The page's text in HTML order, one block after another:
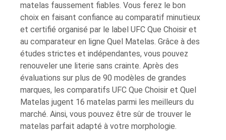
matelas faussement fiables. Vous ferez le bon
choix en faisant confiance au comparatif minutieux
et certifié organisé par le label UFC Que Choisir et
au comparateur en ligne Quel Matelas. Grâce à des
études strictes et indépendantes, vous pouvez
renouveler une literie sans crainte. Après des
évaluations sur plus de 90 modèles de grandes
marques, les comparatifs UFC Que Choisir et Quel
Matelas jugent 16 matelas parmi les meilleurs du
marché. Ainsi, vous pouvez être sûr de trouver le
matelas parfait adapté à votre morphologie.